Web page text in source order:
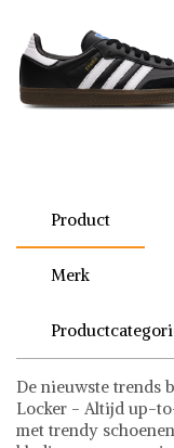
Product
Merk
De nieuwste trends
Locker - Altijd up-
met trendy